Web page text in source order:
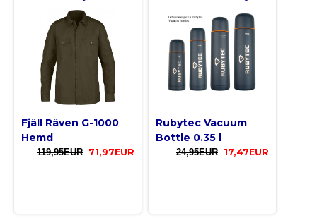
Fjäll Räven G-1000
Hemd
119,95EUR 71,97EUR
Rubytec Vacuum
Bottle 0.35 l
24,95EUR 17,47EUR